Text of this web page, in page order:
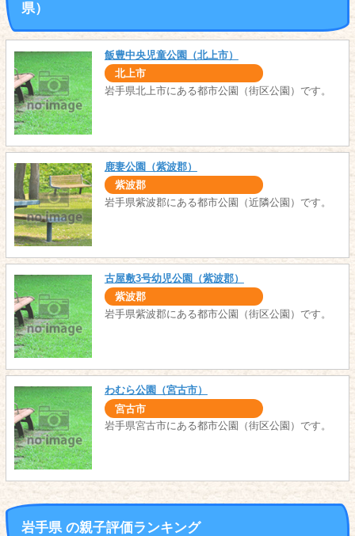
県）
飯豊中央児童公園（北上市）
北上市
岩手県北上市にある都市公園（街区公園）です。
鹿妻公園（紫波郡）
紫波郡
岩手県紫波郡にある都市公園（近隣公園）です。
古屋敷3号幼児公園（紫波郡）
紫波郡
岩手県紫波郡にある都市公園（街区公園）です。
わむら公園（宮古市）
宮古市
岩手県宮古市にある都市公園（街区公園）です。
岩手県 の親子評価ランキング